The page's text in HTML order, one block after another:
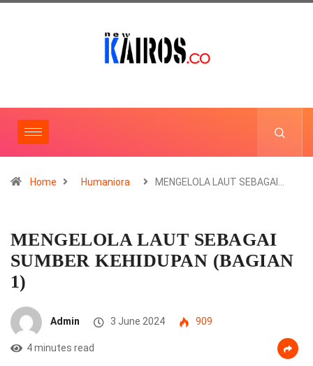
Home Humaniora MENGELOLA LAUT SEBAGAI…
MENGELOLA LAUT SEBAGAI
SUMBER KEHIDUPAN (BAGIAN
1)
Admin 3 June 2024 909
4 minutes read